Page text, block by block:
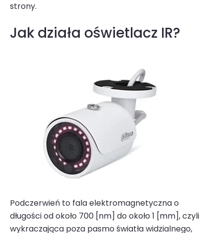
strony.
Jak działa oświetlacz IR?
Podczerwień to fala elektromagnetyczna o
długości od około 700 [nm] do około 1 [mm], czyli
wykraczająca poza pasmo światła widzialnego,